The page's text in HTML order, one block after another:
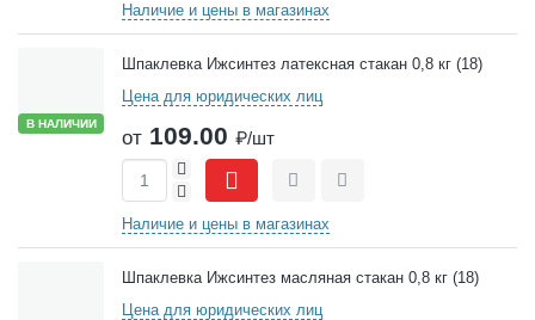
Наличие и цены в магазинах
В НАЛИЧИИ
Шпаклевка Ижсинтез латексная стакан 0,8 кг (18)
Цена для юридических лиц
от 109.00 ₽/шт
-
+
СравнитьОтложить
Наличие и цены в магазинах
Шпаклевка Ижсинтез масляная стакан 0,8 кг (18)
Цена для юридических лиц